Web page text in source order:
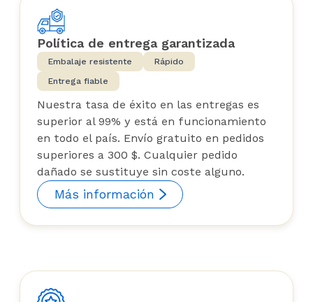
Política de entrega garantizada
Embalaje resistente
Rápido
Entrega fiable
Nuestra tasa de éxito en las entregas es
superior al 99% y está en funcionamiento
en todo el país. Envío gratuito en pedidos
superiores a 300 $. Cualquier pedido
dañado se sustituye sin coste alguno.
Más información